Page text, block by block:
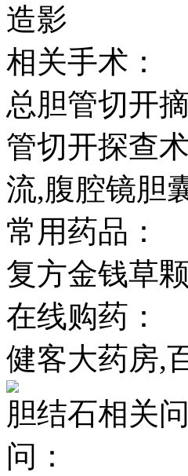
造影
相关手术：
总胆管切开
管切开探查
流,腹腔镜胆
常用药品：
复方金钱草
在线购药：
健客大药房,
胆结石相关
问：